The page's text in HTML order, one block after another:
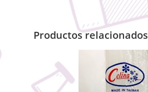
Productos relacionados